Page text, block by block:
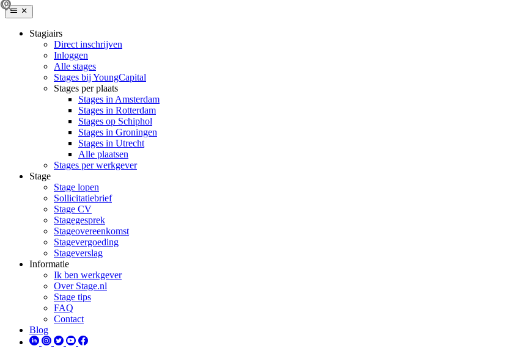
Stagiairs
Direct inschrijven
Inloggen
Alle stages
Stages bij YoungCapital
Stages per plaats
Stages in Amsterdam
Stages in Rotterdam
Stages op Schiphol
Stages in Groningen
Stages in Utrecht
Alle plaatsen
Stages per werkgever
Stage
Stage lopen
Sollicitatiebrief
Stage CV
Stagegesprek
Stageovereenkomst
Stagevergoeding
Stageverslag
Informatie
Ik ben werkgever
Over Stage.nl
Stage tips
FAQ
Contact
Blog